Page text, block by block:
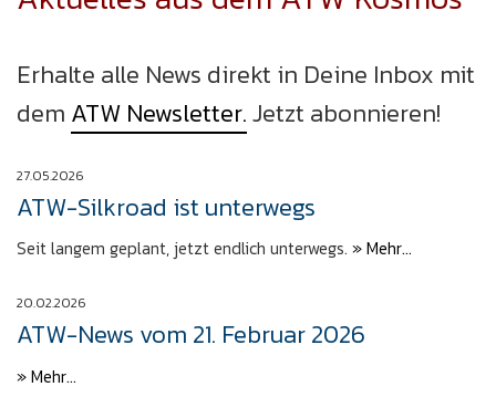
Erhalte alle News direkt in Deine Inbox mit
dem ATW Newsletter.Jetzt abonnieren!
27.05.2026
ATW-Silkroad ist unterwegs
Seit langem geplant, jetzt endlich unterwegs. » Mehr...
20.02.2026
ATW-News vom 21. Februar 2026
» Mehr...